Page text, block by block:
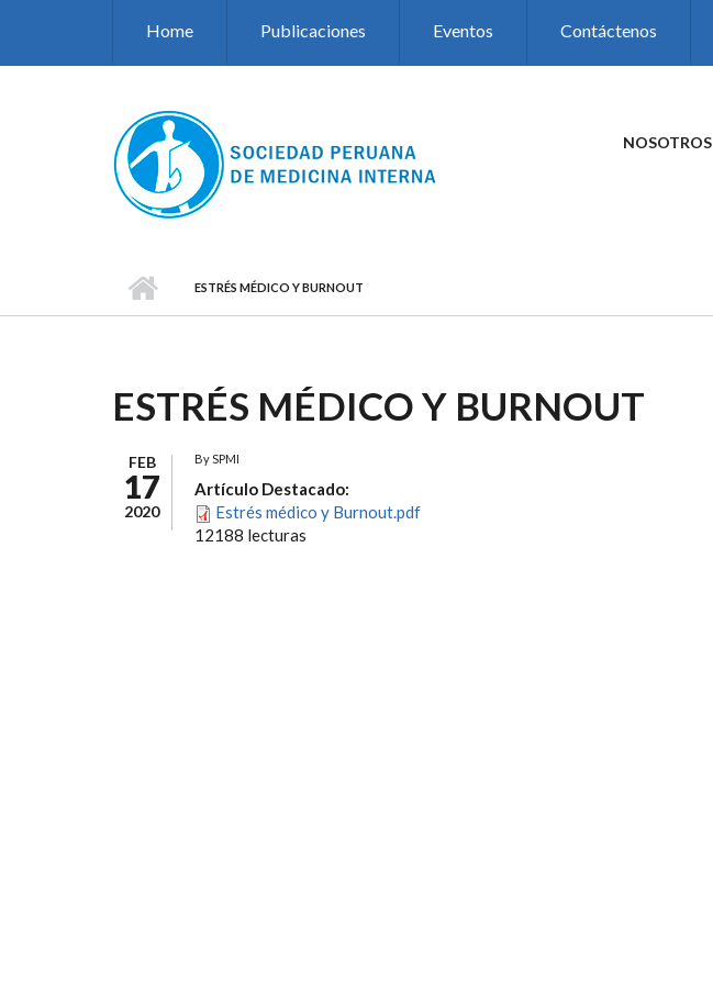
Home Publicaciones Eventos Contáctenos
NOSOTROS
ESTRÉS MÉDICO Y BURNOUT
ESTRÉS MÉDICO Y BURNOUT
FEB
17
2020
BySPMI
Artículo Destacado:
Estrés médico y Burnout.pdf
12188 lecturas